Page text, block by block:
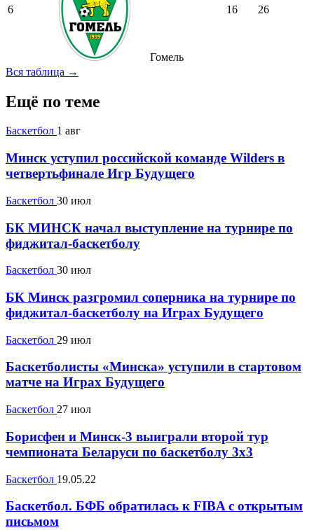
6
Гомель
16 26
Вся таблица →
Ещё по теме
Баскетбол 1 авг
Минск уступил российской команде Wilders в
четвертьфинале Игр Будущего
Баскетбол 30 июл
БК МИНСК начал выступление на турнире по
фиджитал-баскетболу
Баскетбол 30 июл
БК Минск разгромил соперника на турнире по
фиджитал-баскетболу на Играх Будущего
Баскетбол 29 июл
Баскетболисты «Минска» уступили в стартовом
матче на Играх Будущего
Баскетбол 27 июл
Борисфен и Минск-3 выиграли второй тур
чемпионата Беларуси по баскетболу 3х3
Баскетбол 19.05.22
Баскетбол. БФБ обратилась к FIBA с открытым
письмом